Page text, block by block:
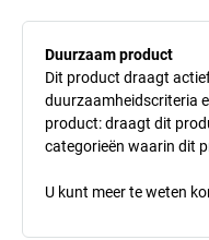
Duurzaam product
Dit product draagt
duurzaamheidscriteria
product: draagt dit
categorieën waarin dit
U kunt meer te weten